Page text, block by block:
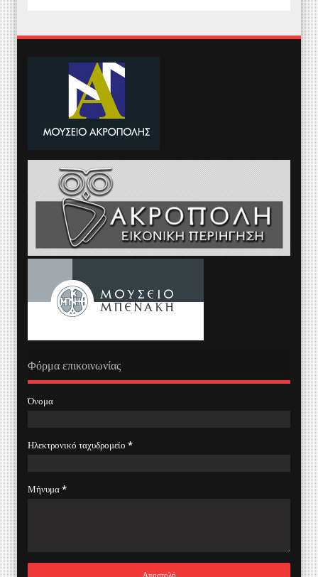
Φόρμα επικοινωνίας
Όνομα
Ηλεκτρονικό ταχυδρομείο *
Μήνυμα*